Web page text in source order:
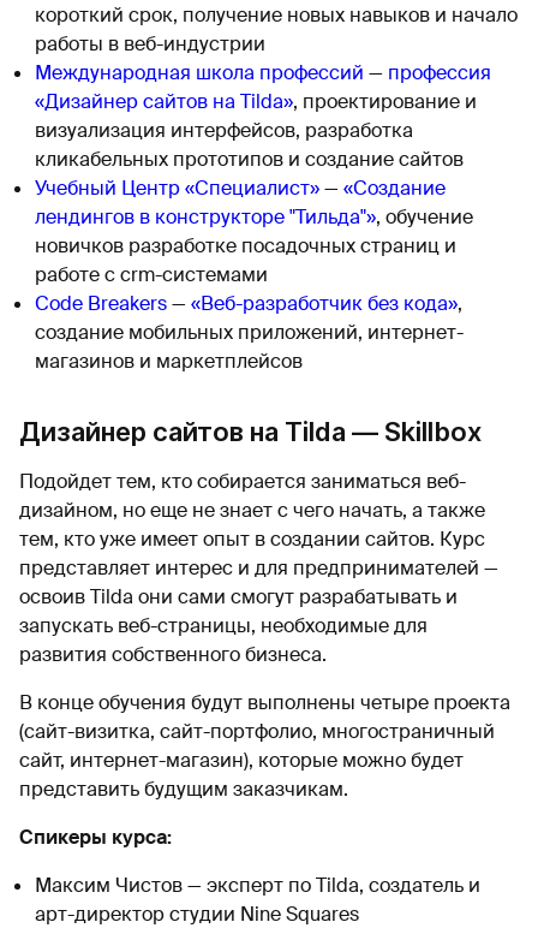
короткий срок, получение новых навыков и начало
работы в веб-индустрии
Международная школа профессий — профессия
«Дизайнер сайтов на Tilda», проектирование и
визуализация интерфейсов, разработка
кликабельных прототипов и создание сайтов
Учебный Центр «Специалист»— «Создание
лендингов в конструкторе "Тильда"», обучение
новичков разработке посадочных страниц и
работе с crm-системами
Code Breakers— «Веб-разработчик без кода»,
создание мобильных приложений, интернет-
магазинов и маркетплейсов
Дизайнер сайтов на Tilda — Skillbox
Подойдет тем, кто собирается заниматься веб-
дизайном, но еще не знает с чего начать, а также
тем, кто уже имеет опыт в создании сайтов. Курс
представляет интерес и для предпринимателей —
освоив Tilda они сами смогут разрабатывать и
запускать веб-страницы, необходимые для
развития собственного бизнеса.
В конце обучения будут выполнены четыре проекта
(сайт-визитка, сайт-портфолио, многостраничный
сайт, интернет-магазин), которые можно будет
представить будущим заказчикам.
Спикеры курса:
Максим Чистов — эксперт по Tilda, создатель и
арт-директор студии Nine Squares